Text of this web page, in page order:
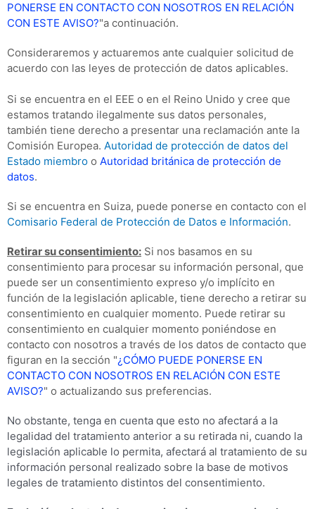
PONERSE EN CONTACTO CON NOSOTROS EN RELACIÓN
CON ESTE AVISO?"a continuación.
Consideraremos y actuaremos ante cualquier solicitud de
acuerdo con las leyes de protección de datos aplicables.
Si se encuentra en el EEE o en el Reino Unido y cree que
estamos tratando ilegalmente sus datos personales,
también tiene derecho a presentar una reclamación ante la
Comisión Europea. Autoridad de protección de datos del
Estado miembro o Autoridad británica de protección de
datos.
Si se encuentra en Suiza, puede ponerse en contacto con el
Comisario Federal de Protección de Datos e Información.
Retirar su consentimiento: Si nos basamos en su
consentimiento para procesar su información personal, que
puede ser un consentimiento expreso y/o implícito en
función de la legislación aplicable, tiene derecho a retirar su
consentimiento en cualquier momento. Puede retirar su
consentimiento en cualquier momento poniéndose en
contacto con nosotros a través de los datos de contacto que
figuran en la sección "¿CÓMO PUEDE PONERSE EN
CONTACTO CON NOSOTROS EN RELACIÓN CON ESTE
AVISO?" o actualizando sus preferencias.
No obstante, tenga en cuenta que esto no afectará a la
legalidad del tratamiento anterior a su retirada ni, cuando la
legislación aplicable lo permita, afectará al tratamiento de su
información personal realizado sobre la base de motivos
legales de tratamiento distintos del consentimiento.